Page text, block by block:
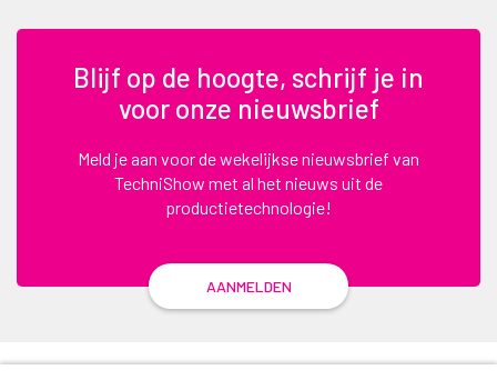
Blijf op de hoogte, schrijf je in
voor onze nieuwsbrief
Meld je aan voor de wekelijkse nieuwsbrief van
TechniShow met al het nieuws uit de
productietechnologie!
AANMELDEN